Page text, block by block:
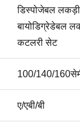
डिस्पोजेबल
बायोडिग्रेडेबल
कटलरी सेट
100/140/
ए/एबी/बी